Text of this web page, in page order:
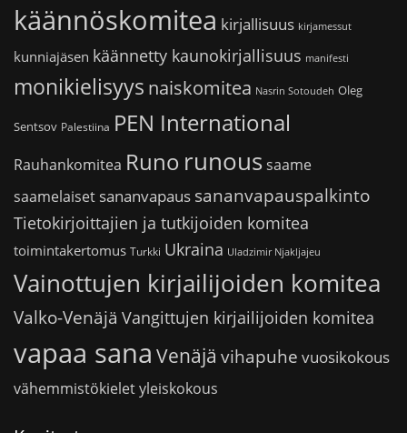
käännöskomitea kirjallisuus kirjamessut
kunniajäsen käännetty kaunokirjallisuus manifesti
monikielisyys naiskomitea Nasrin Sotoudeh Oleg
Sentsov Palestiina PEN International
Rauhankomitea Runo runoussaame
saamelaiset sananvapaus sananvapauspalkinto
Tietokirjoittajien ja tutkijoiden komitea
toimintakertomus Turkki Ukraina Uladzimir Njakljajeu
Vainottujen kirjailijoiden komitea
Valko-Venäjä Vangittujen kirjailijoiden komitea
vapaa sana Venäjä vihapuhe vuosikokous
vähemmistökieletyleiskokous